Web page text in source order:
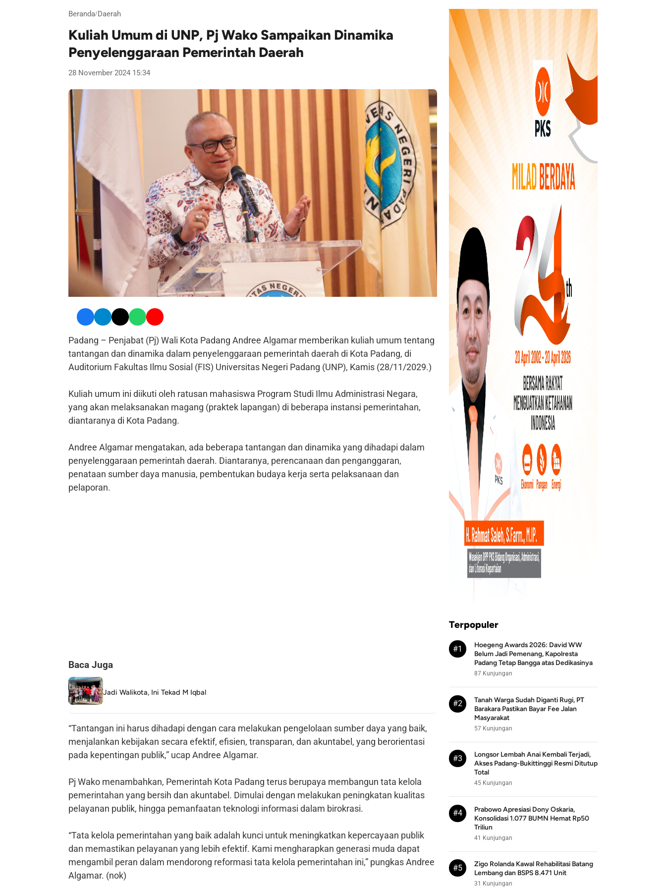
Beranda/Daerah
Kuliah Umum di UNP, Pj Wako Sampaikan Dinamika
Penyelenggaraan Pemerintah Daerah
28 November 2024 15:34
Padang – Penjabat (Pj) Wali Kota Padang Andree Algamar memberikan kuliah umum tentang
tantangan dan dinamika dalam penyelenggaraan pemerintah daerah di Kota Padang, di
Auditorium Fakultas Ilmu Sosial (FIS) Universitas Negeri Padang (UNP), Kamis (28/11/2029.)
Kuliah umum ini diikuti oleh ratusan mahasiswa Program Studi Ilmu Administrasi Negara,
yang akan melaksanakan magang (praktek lapangan) di beberapa instansi pemerintahan,
diantaranya di Kota Padang.
Andree Algamar mengatakan, ada beberapa tantangan dan dinamika yang dihadapi dalam
penyelenggaraan pemerintah daerah. Diantaranya, perencanaan dan penganggaran,
penataan sumber daya manusia, pembentukan budaya kerja serta pelaksanaan dan
pelaporan.
Baca Juga
Jadi Walikota, Ini Tekad M Iqbal
“Tantangan ini harus dihadapi dengan cara melakukan pengelolaan sumber daya yang baik,
menjalankan kebijakan secara efektif, efisien, transparan, dan akuntabel, yang berorientasi
pada kepentingan publik,” ucap Andree Algamar.
Pj Wako menambahkan, Pemerintah Kota Padang terus berupaya membangun tata kelola
pemerintahan yang bersih dan akuntabel. Dimulai dengan melakukan peningkatan kualitas
pelayanan publik, hingga pemanfaatan teknologi informasi dalam birokrasi.
“Tata kelola pemerintahan yang baik adalah kunci untuk meningkatkan kepercayaan publik
dan memastikan pelayanan yang lebih efektif. Kami mengharapkan generasi muda dapat
mengambil peran dalam mendorong reformasi tata kelola pemerintahan ini,” pungkas Andree
Algamar. (nok)
Terpopuler
#1
Hoegeng Awards 2026: David WW
Belum Jadi Pemenang, Kapolresta
Padang Tetap Bangga atas Dedikasinya
87 Kunjungan
#2
Tanah Warga Sudah Diganti Rugi, PT
Barakara Pastikan Bayar Fee Jalan
Masyarakat
57 Kunjungan
#3
Longsor Lembah Anai Kembali Terjadi,
Akses Padang-Bukittinggi Resmi Ditutup
Total
45 Kunjungan
#4
Prabowo Apresiasi Dony Oskaria,
Konsolidasi 1.077 BUMN Hemat Rp50
Triliun
41 Kunjungan
#5
Zigo Rolanda Kawal Rehabilitasi Batang
Lembang dan BSPS 8.471 Unit
31 Kunjungan